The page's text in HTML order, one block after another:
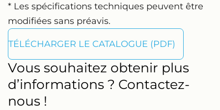
* Les spécifications techniques peuvent être
modifiées sans préavis.
TÉLÉCHARGER LE CATALOGUE (PDF)
Vous souhaitez obtenir plus
d’informations ? Contactez-
nous !